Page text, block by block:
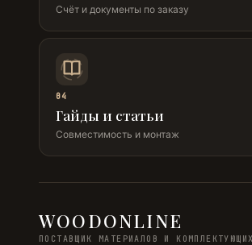
Счёт и документы по заказу
04
Гайды и статьи
Совместимость и монтаж
WOODONLINE
ПОСТАВЩИК МАТЕРИАЛОВ И